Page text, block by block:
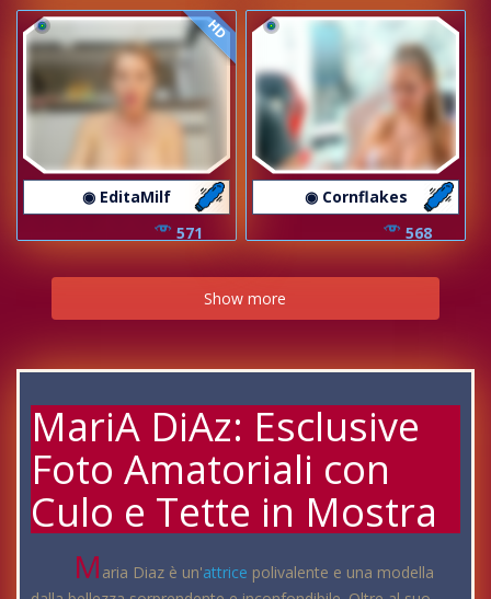
HD
◉ EditaMilf
571
◉ Cornflakes
568
Show more
MariA DiAz: Esclusive
Foto Amatoriali con
Culo e Tette in Mostra
M aria Diaz è un'attrice polivalente e una modella